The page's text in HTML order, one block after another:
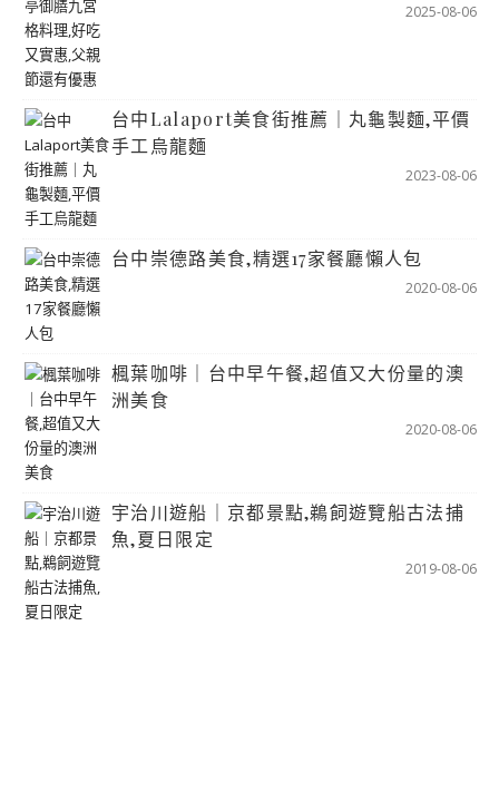
2025-08-06
台中Lalaport美食街推薦｜丸龜製麵,平價
手工烏龍麵
2023-08-06
台中崇德路美食,精選17家餐廳懶人包
2020-08-06
楓葉咖啡｜台中早午餐,超值又大份量的澳
洲美食
2020-08-06
宇治川遊船｜京都景點,鵜飼遊覽船古法捕
魚,夏日限定
2019-08-06